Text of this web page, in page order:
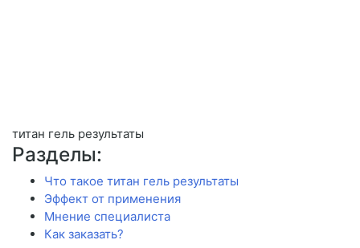
титан гель результаты
Разделы:
Что такое титан гель результаты
Эффект от применения
Мнение специалиста
Как заказать?